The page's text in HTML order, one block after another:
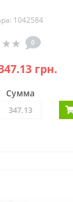
1042584
0
грн.
Сумма